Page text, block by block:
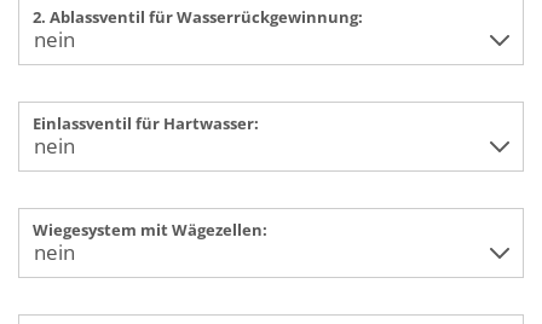
2. Ablassventil für Wasserrückgewinnung:
Einlassventil für Hartwasser:
Wiegesystem mit Wägezellen: